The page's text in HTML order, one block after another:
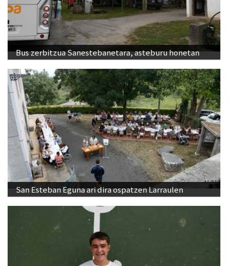
Bus zerbitzua Sanestebanetara, asteburu honetan
San Esteban Eguna ari dira ospatzen Larraulen